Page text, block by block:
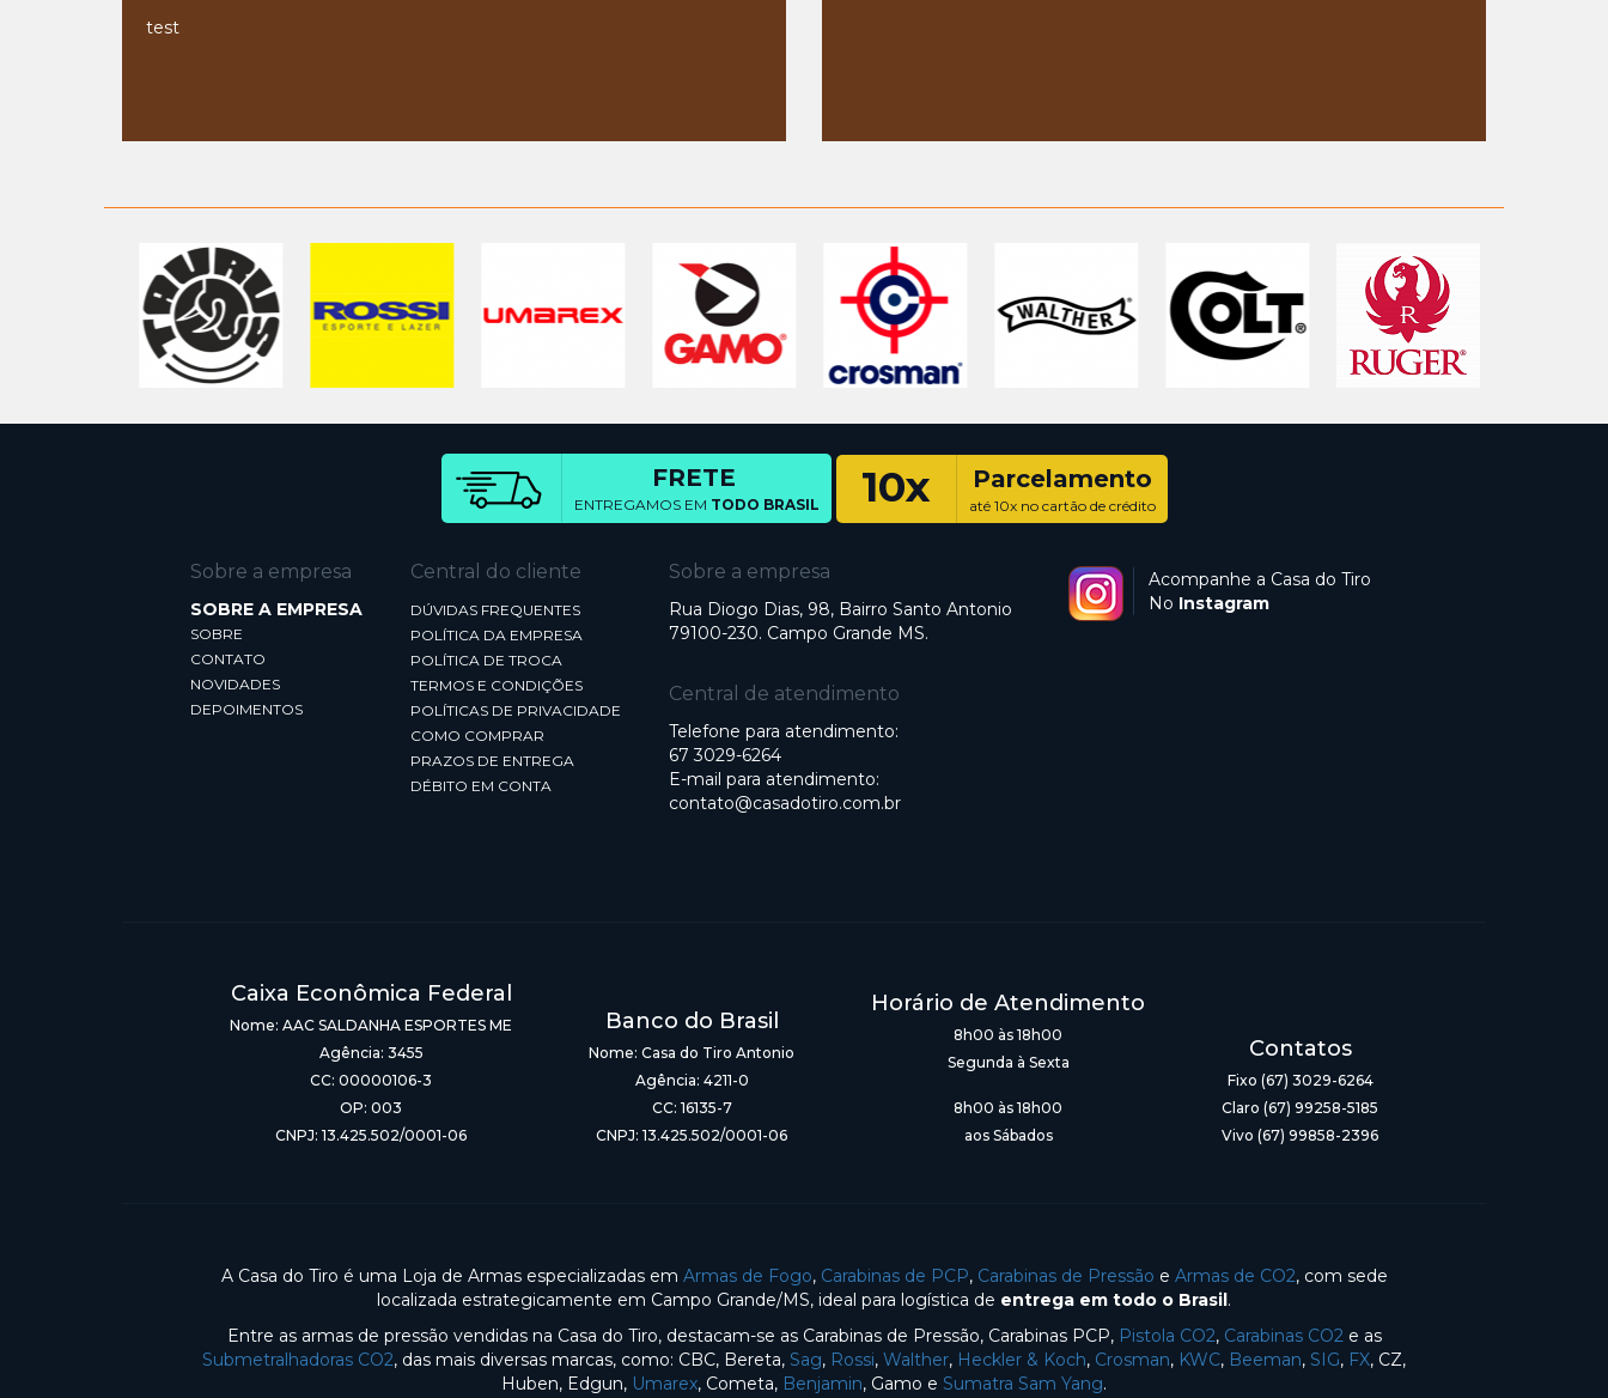
test
FRETE
ENTREGAMOS EM TODO BRASIL 10x Parcelamento
até 10x no cartão de crédito
Sobre a empresa
SOBRE A EMPRESA
SOBRE
CONTATO
NOVIDADES
DEPOIMENTOS
Central do cliente
DÚVIDAS FREQUENTES
POLÍTICA DA EMPRESA
POLÍTICA DE TROCA
TERMOS E CONDIÇÕES
POLÍTICAS DE PRIVACIDADE
COMO COMPRAR
PRAZOS DE ENTREGA
DÉBITO EM CONTA
Sobre a empresa
Rua Diogo Dias, 98, Bairro Santo Antonio
79100-230. Campo Grande MS.
Central de atendimento
Telefone para atendimento:
67 3029-6264
E-mail para atendimento:
contato@casadotiro.com.br
Acompanhe a Casa do Tiro
No Instagram
Caixa Econômica Federal
Nome: AAC SALDANHA ESPORTES ME
Agência: 3455
CC: 00000106-3
OP: 003
CNPJ: 13.425.502/0001-06
Banco do Brasil
Nome: Casa do Tiro Antonio
Agência: 4211-0
CC: 16135-7
CNPJ: 13.425.502/0001-06
Horário de Atendimento
8h00 às 18h00
Segunda à Sexta
8h00 às 18h00
aos Sábados
Contatos
Fixo (67) 3029-6264
Claro (67) 99258-5185
Vivo (67) 99858-2396
A Casa do Tiro é uma Loja de Armas especializadas em Armas de Fogo, Carabinas de PCP, Carabinas de Pressão e Armas de CO2, com sede
localizada estrategicamente em Campo Grande/MS, ideal para logística de entrega em todo o Brasil.
Entre as armas de pressão vendidas na Casa do Tiro, destacam-se as Carabinas de Pressão, Carabinas PCP, Pistola CO2, Carabinas CO2e as
Submetralhadoras CO2, das mais diversas marcas, como: CBC, Bereta, Sag, Rossi, Walther, Heckler & Koch, Crosman, KWC, Beeman, SIG, FX, CZ,
Huben, Edgun, Umarex, Cometa, Benjamin, Gamo e Sumatra Sam Yang.